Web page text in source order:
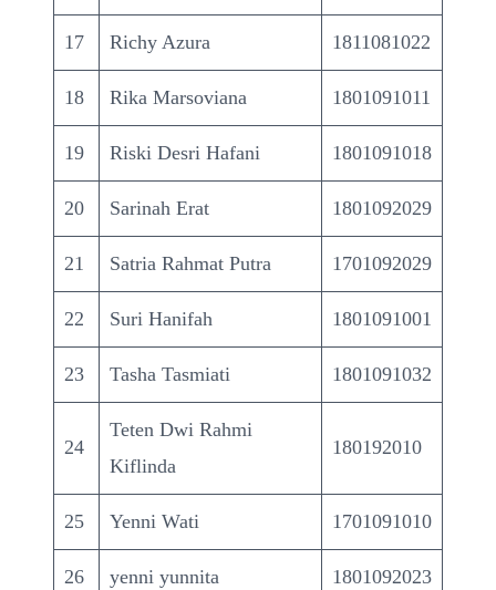
17 Richy Azura 1811081022
18 Rika Marsoviana 1801091011
19 Riski Desri Hafani 1801091018
20 Sarinah Erat 1801092029
21 Satria Rahmat Putra 1701092029
22 Suri Hanifah 1801091001
23 Tasha Tasmiati 1801091032
24
Teten Dwi Rahmi
Kiflinda
180192010
25 Yenni Wati 1701091010
26 yenni yunnita 1801092023